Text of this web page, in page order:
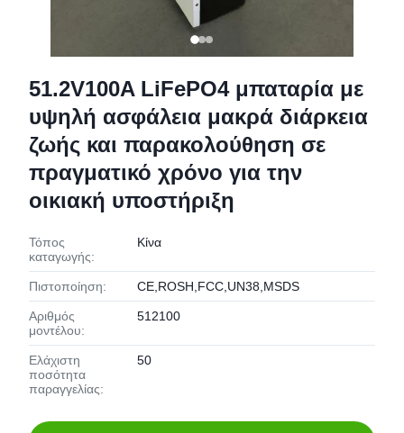
51.2V100A LiFePO4 μπαταρία με
υψηλή ασφάλεια μακρά διάρκεια
ζωής και παρακολούθηση σε
πραγματικό χρόνο για την
οικιακή υποστήριξη
Τόπος
καταγωγής:
Κίνα
Πιστοποίηση: CE,ROSH,FCC,UN38,MSDS
Αριθμός
μοντέλου:
512100
Ελάχιστη
ποσότητα
παραγγελίας:
50